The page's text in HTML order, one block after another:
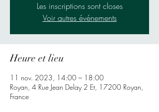
Les inscriptions sont closes
Voir autres événements
Heure et lieu
11 nov. 2023, 14:00 – 18:00
Royan, 4 Rue Jean Delay 2 Et, 17200 Royan,
France